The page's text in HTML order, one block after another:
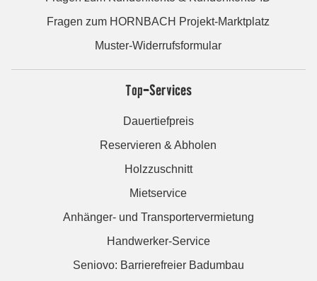
Fragen zum HORNBACH Projekt-Marktplatz
Muster-Widerrufsformular
Top-Services
Dauertiefpreis
Reservieren & Abholen
Holzzuschnitt
Mietservice
Anhänger- und Transportervermietung
Handwerker-Service
Seniovo: Barrierefreier Badumbau